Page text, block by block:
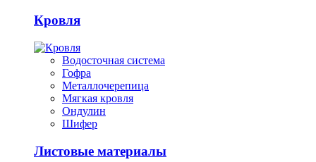
Кровля
Водосточная система
Гофра
Металлочерепица
Мягкая кровля
Ондулин
Шифер
Листовые материалы